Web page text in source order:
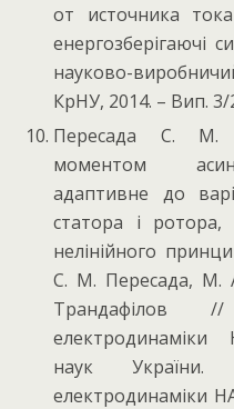
от источника
енергозберігаючі
науково-
КрНУ, 2014. – Вип. 3/
Пересада С. М.
моментом
адаптивне до
статора і ротора,
нелінійного
С. М. Пересада, М.
Трандафілов
електродинаміки
наук
електродинаміки